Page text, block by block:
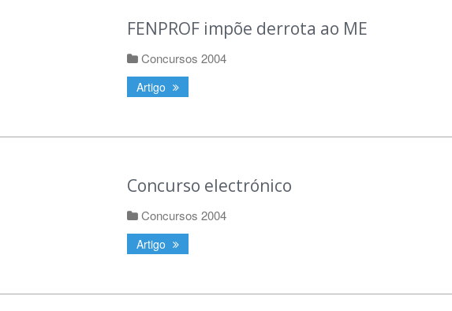
FENPROF impõe derrota ao ME
Concursos 2004
Artigo
Concurso electrónico
Concursos 2004
Artigo